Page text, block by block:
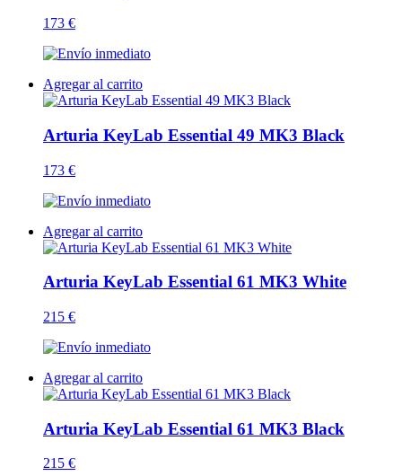
173 €
Agregar al carrito
Arturia KeyLab Essential 49 MK3 Black
173 €
Agregar al carrito
Arturia KeyLab Essential 61 MK3 White
215 €
Agregar al carrito
Arturia KeyLab Essential 61 MK3 Black
215 €